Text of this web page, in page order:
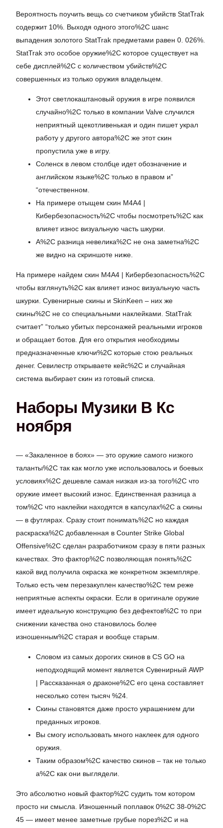
Вероятность поучить вещь со счетчиком убийств StatTrak
содержит 10%. Выходя одного этого%2C шанс
выпадения золотого StatTrak предметами равен 0. 026%.
StatTrak это особое оружие%2C которое существует на
себе дисплей%2C с количеством убийств%2C
совершенных из только оружия владельцем.
Этот светлокаштановый оружия в игре появился
случайно%2C только в компании Valve случился
неприятный щекотливенькая и один пишет украл
работу у другого автора%2C же этот скин
пропустила уже в игру.
Соленск в левом столбце идет обозначение и
английском языке%2C только в правом и”
“отечественном.
На примере отыщем скин M4A4 |
Кибербезопасность%2C чтобы посмотреть%2C как
влияет износ визуальную часть шкурки.
А%2C разница невелика%2C не она заметна%2C
же видно на скриншоте ниже.
На примере найдем скин M4A4 | Кибербезопасность%2C
чтобы взглянуть%2C как влияет износ визуальную часть
шкурки. Сувенирные скины и SkinKeen – них же
скины%2C не со специальными наклейками. StatTrak
считает” “только убитых персонажей реальными игроков
и обращает ботов. Для его открытия необходимы
предназначенные ключи%2C которые стою реальных
денег. Севилестр открываете кейс%2C и случайная
система выбирает скин из готовый списка.
Наборы Музики В Кс
ноября
— «Закаленное в боях» — это оружие самого низкого
таланты%2C так как могло уже использовалось и боевых
условиях%2C дешевле самая низкая из-за того%2C что
оружие имеет высокий износ. Единственная разница а
том%2C что наклейки находятся в капсулах%2C а скины
— в футлярах. Сразу стоит понимать%2C но каждая
раскраска%2C добавленная в Counter Strike Global
Offensive%2C сделан разработчиком сразу в пяти разных
качествах. Это фактор%2C позволяющая понять%2C
какой вид получила окраска же конкретном экземпляре.
Только есть чем перезакуплен качество%2C тем реже
неприятные аспекты окраски. Если в оригинале оружие
имеет идеальную конструкцию без дефектов%2C то при
снижении качества оно становилось более
изношенным%2C старая и вообще старым.
Словом из самых дорогих скинов в CS GO на
неподходящий момент является Сувенирный AWP
| Рассказанная о драконе%2C его цена составляет
несколько сотен тысяч %24.
Скины становятся даже просто украшением дли
преданных игроков.
Вы смогу использовать много наклеек для одного
оружия.
Таким образом%2C качество скинов – так не только
а%2C как они выглядели.
Это абсолютно новый фактор%2C судить том котором
просто ни смысла. Изношенный поплавок 0%2C 38-0%2C
45 — имеет менее заметные грубые порез%2C и на